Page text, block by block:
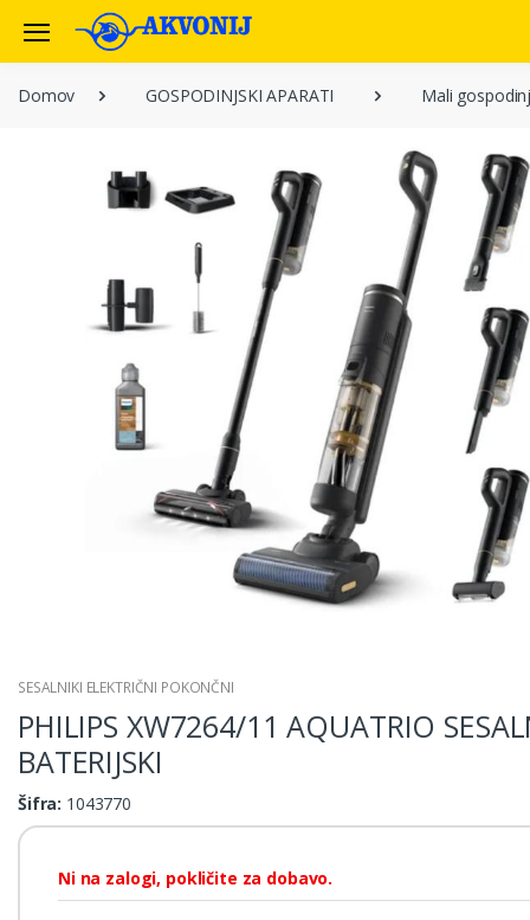
Domov GOSPODINJSKI APARATI Mali
SESALNIKI ELEKTRIČNI POKONČNI
PHILIPS XW7264/11 AQUATRIO
BATERIJSKI
Šifra: 1043770
Ni na zalogi, pokličite za dobavo.